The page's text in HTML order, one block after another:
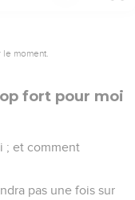
moment.
fort pour moi
; et comment
pas une fois sur